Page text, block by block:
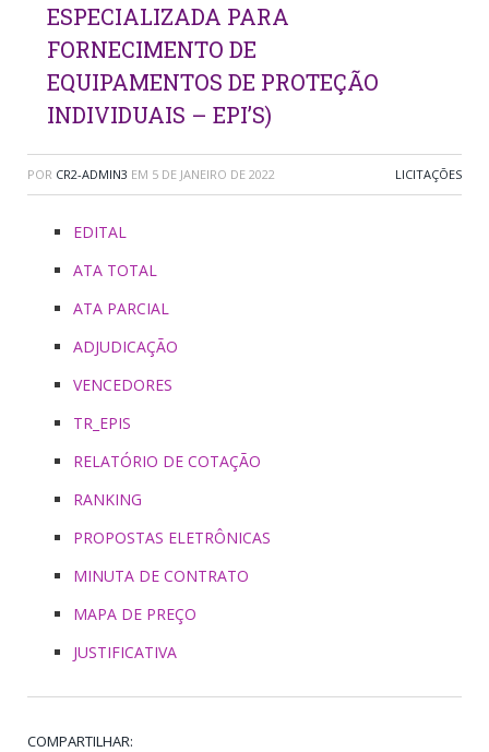
ESPECIALIZADA PARA
FORNECIMENTO DE
EQUIPAMENTOS DE PROTEÇÃO
INDIVIDUAIS – EPI’S)
POR CR2-ADMIN3 EM 5 DE JANEIRO DE 2022 LICITAÇÕES
EDITAL
ATA TOTAL
ATA PARCIAL
ADJUDICAÇÃO
VENCEDORES
TR_EPIS
RELATÓRIO DE COTAÇÃO
RANKING
PROPOSTAS ELETRÔNICAS
MINUTA DE CONTRATO
MAPA DE PREÇO
JUSTIFICATIVA
COMPARTILHAR: